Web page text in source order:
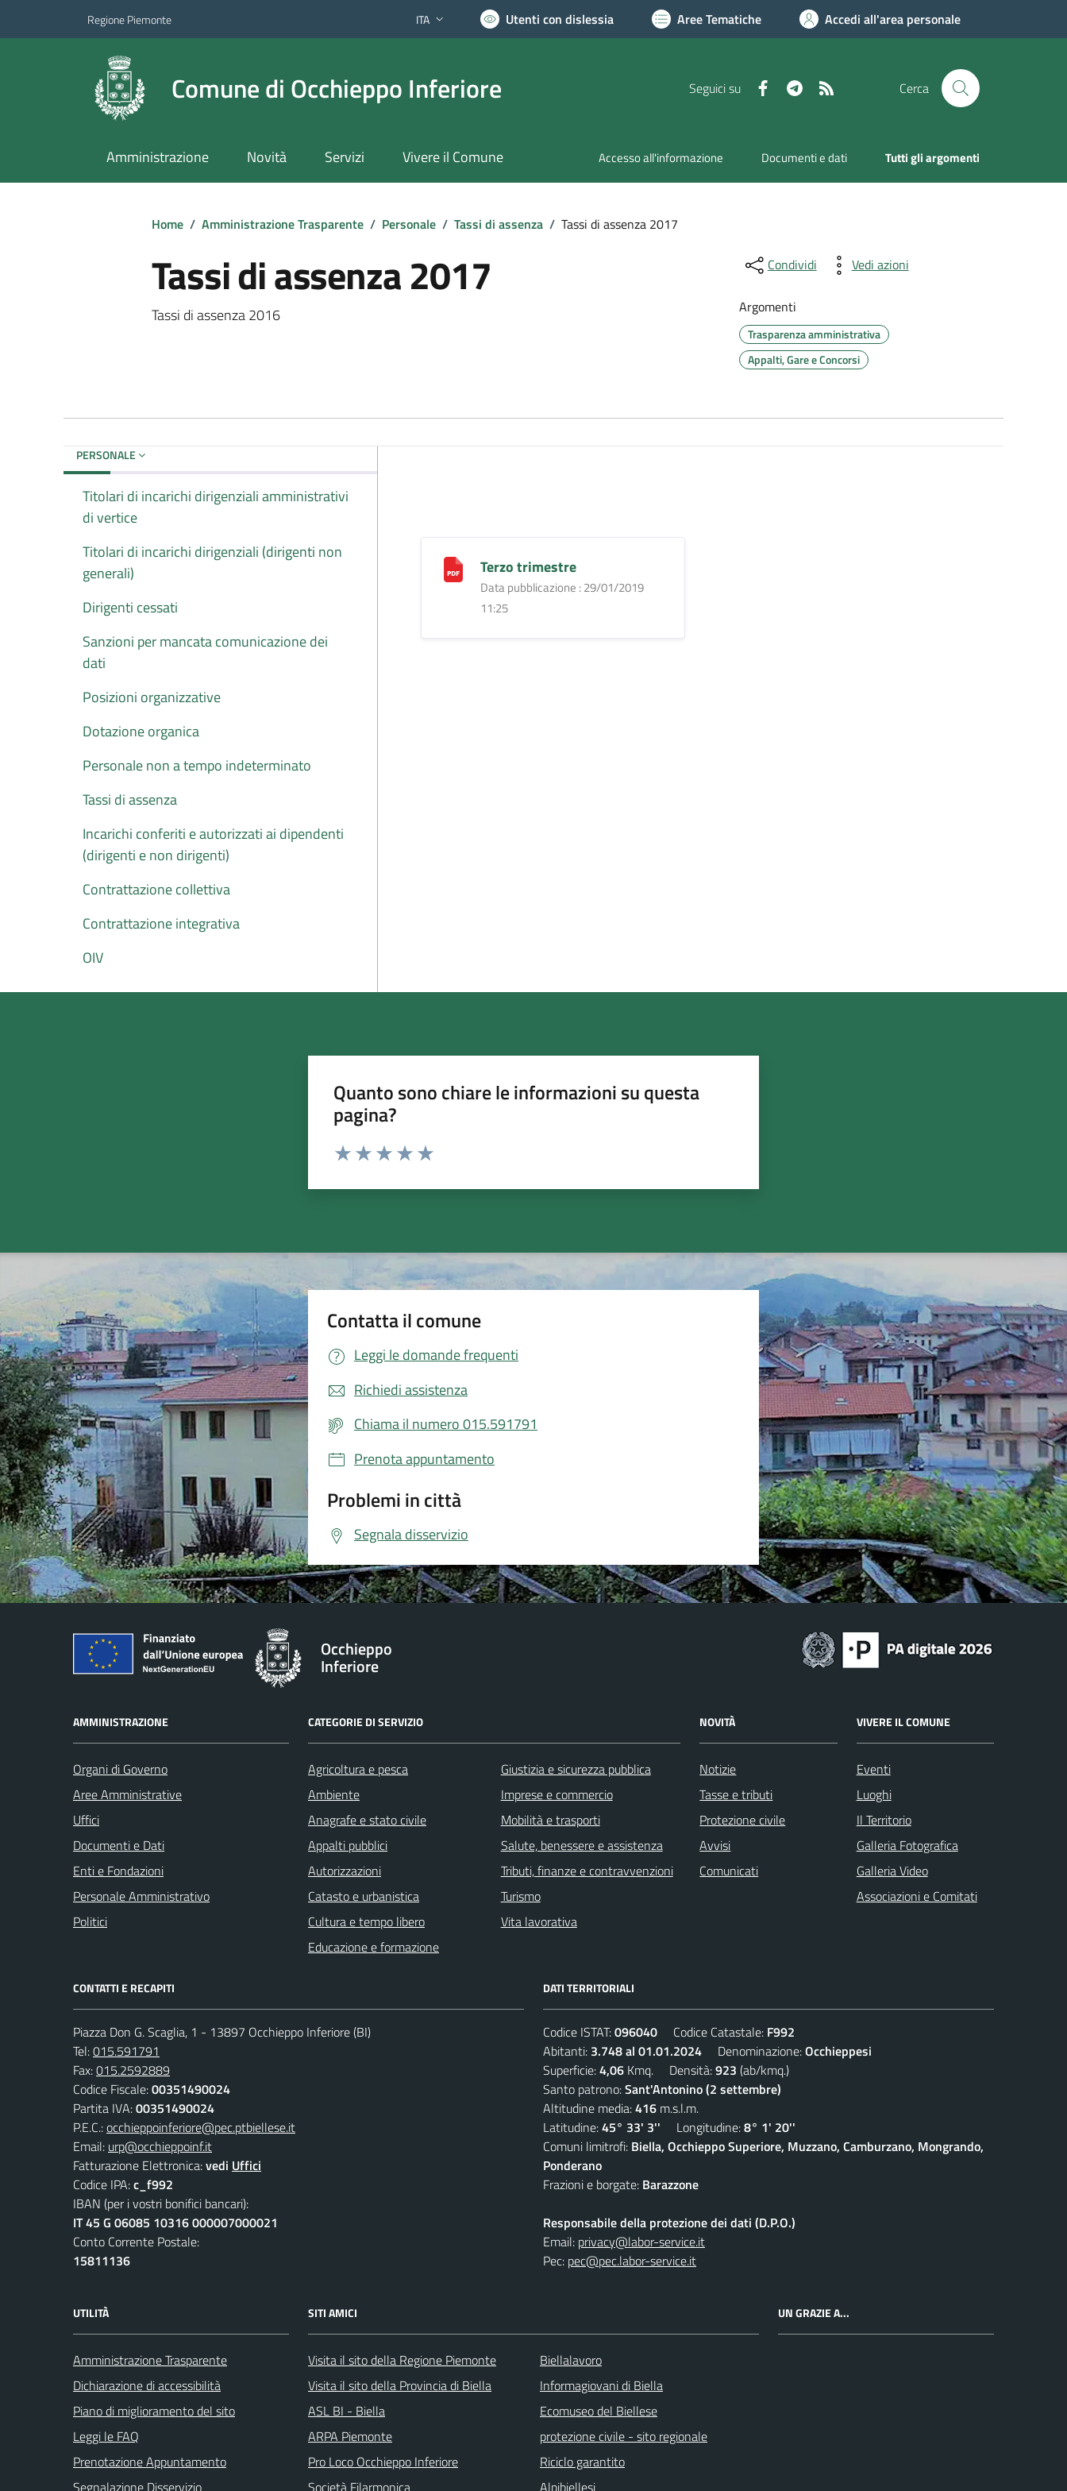
Regione Piemonte Lingua attiva:
ITA Utenti con dislessia Aree Tematiche Accedi all'area personale
Comune di Occhieppo Inferiore Seguici su FacebookTelegram Cerca
Amministrazione Novità Servizi Vivere il Comune Accesso all'informazione Documenti e dati Tutti gli argomenti
Home / Amministrazione Trasparente / Personale / Tassi di assenza / Tassi di assenza 2017
Tassi di assenza 2017
Tassi di assenza 2016
Condividi Vedi azioni
Argomenti
Trasparenza amministrativa
Appalti, Gare e Concorsi
PERSONALE
Titolari di incarichi dirigenziali amministrativi
di vertice
Titolari di incarichi dirigenziali (dirigenti non
generali)
Dirigenti cessati
Sanzioni per mancata comunicazione dei
dati
Posizioni organizzative
Dotazione organica
Personale non a tempo indeterminato
Tassi di assenza
Incarichi conferiti e autorizzati ai dipendenti
(dirigenti e non dirigenti)
Contrattazione collettiva
Contrattazione integrativa
OIV
Terzo trimestre
Data pubblicazione : 29/01/2019
11:25
Quanto sono chiare le informazioni su questa
pagina?
Valuta da 1 a 5 stelle la pagina
Contatta il comune
Leggi le domande frequenti
Richiedi assistenza
Chiama il numero 015.591791
Prenota appuntamento
Problemi in città
Segnala disservizio
Occhieppo
Inferiore
AMMINISTRAZIONE
Organi di Governo
Aree Amministrative
Uffici
Documenti e Dati
Enti e Fondazioni
Personale Amministrativo
Politici
CATEGORIE DI SERVIZIO
Agricoltura e pesca
Ambiente
Anagrafe e stato civile
Appalti pubblici
Autorizzazioni
Catasto e urbanistica
Cultura e tempo libero
Educazione e formazione
Giustizia e sicurezza pubblica
Imprese e commercio
Mobilità e trasporti
Salute, benessere e assistenza
Tributi, finanze e contravvenzioni
Turismo
Vita lavorativa
NOVITÀ
Notizie
Tasse e tributi
Protezione civile
Avvisi
Comunicati
VIVERE IL COMUNE
Eventi
Luoghi
Il Territorio
Galleria Fotografica
Galleria Video
Associazioni e Comitati
CONTATTI E RECAPITI
Piazza Don G. Scaglia, 1 - 13897 Occhieppo Inferiore (BI)
Tel:015.591791
Fax:015.2592889
Codice Fiscale:00351490024
Partita IVA:00351490024
P.E.C.:occhieppoinferiore@pec.ptbiellese.it
Email: urp@occhieppoinf.it
Fatturazione Elettronica:vedi Uffici
Codice IPA:c_f992
IBAN (per i vostri bonifici bancari):
IT 45 G 06085 10316 000007000021
Conto Corrente Postale:
15811136
DATI TERRITORIALI
Codice ISTAT:096040 Codice Catastale: F992
Abitanti: 3.748 al 01.01.2024 Denominazione:Occhieppesi
Superficie:4,06 Kmq. Densità:923 (ab/kmq.)
Santo patrono:Sant'Antonino (2 settembre)
Altitudine media:416 m.s.l.m.
Latitudine:45° 33' 3'' Longitudine:8° 1' 20''
Comuni limitrofi: Biella, Occhieppo Superiore, Muzzano, Camburzano, Mongrando,
Ponderano
Frazioni e borgate: Barazzone
Responsabile della protezione dei dati (D.P.O.)
Email: privacy@labor-service.it
Pec: pec@pec.labor-service.it
UTILITÀ
Amministrazione Trasparente
Dichiarazione di accessibilità
Piano di miglioramento del sito
Leggi le FAQ
Prenotazione Appuntamento
Segnalazione Disservizio
SITI AMICI
Visita il sito della Regione Piemonte
Visita il sito della Provincia di Biella
ASL BI - Biella
ARPA Piemonte
Pro Loco Occhieppo Inferiore
Società Filarmonica
Biellalavoro
Informagiovani di Biella
Ecomuseo del Biellese
protezione civile - sito regionale
Riciclo garantito
Alpibiellesi
UN GRAZIE A...